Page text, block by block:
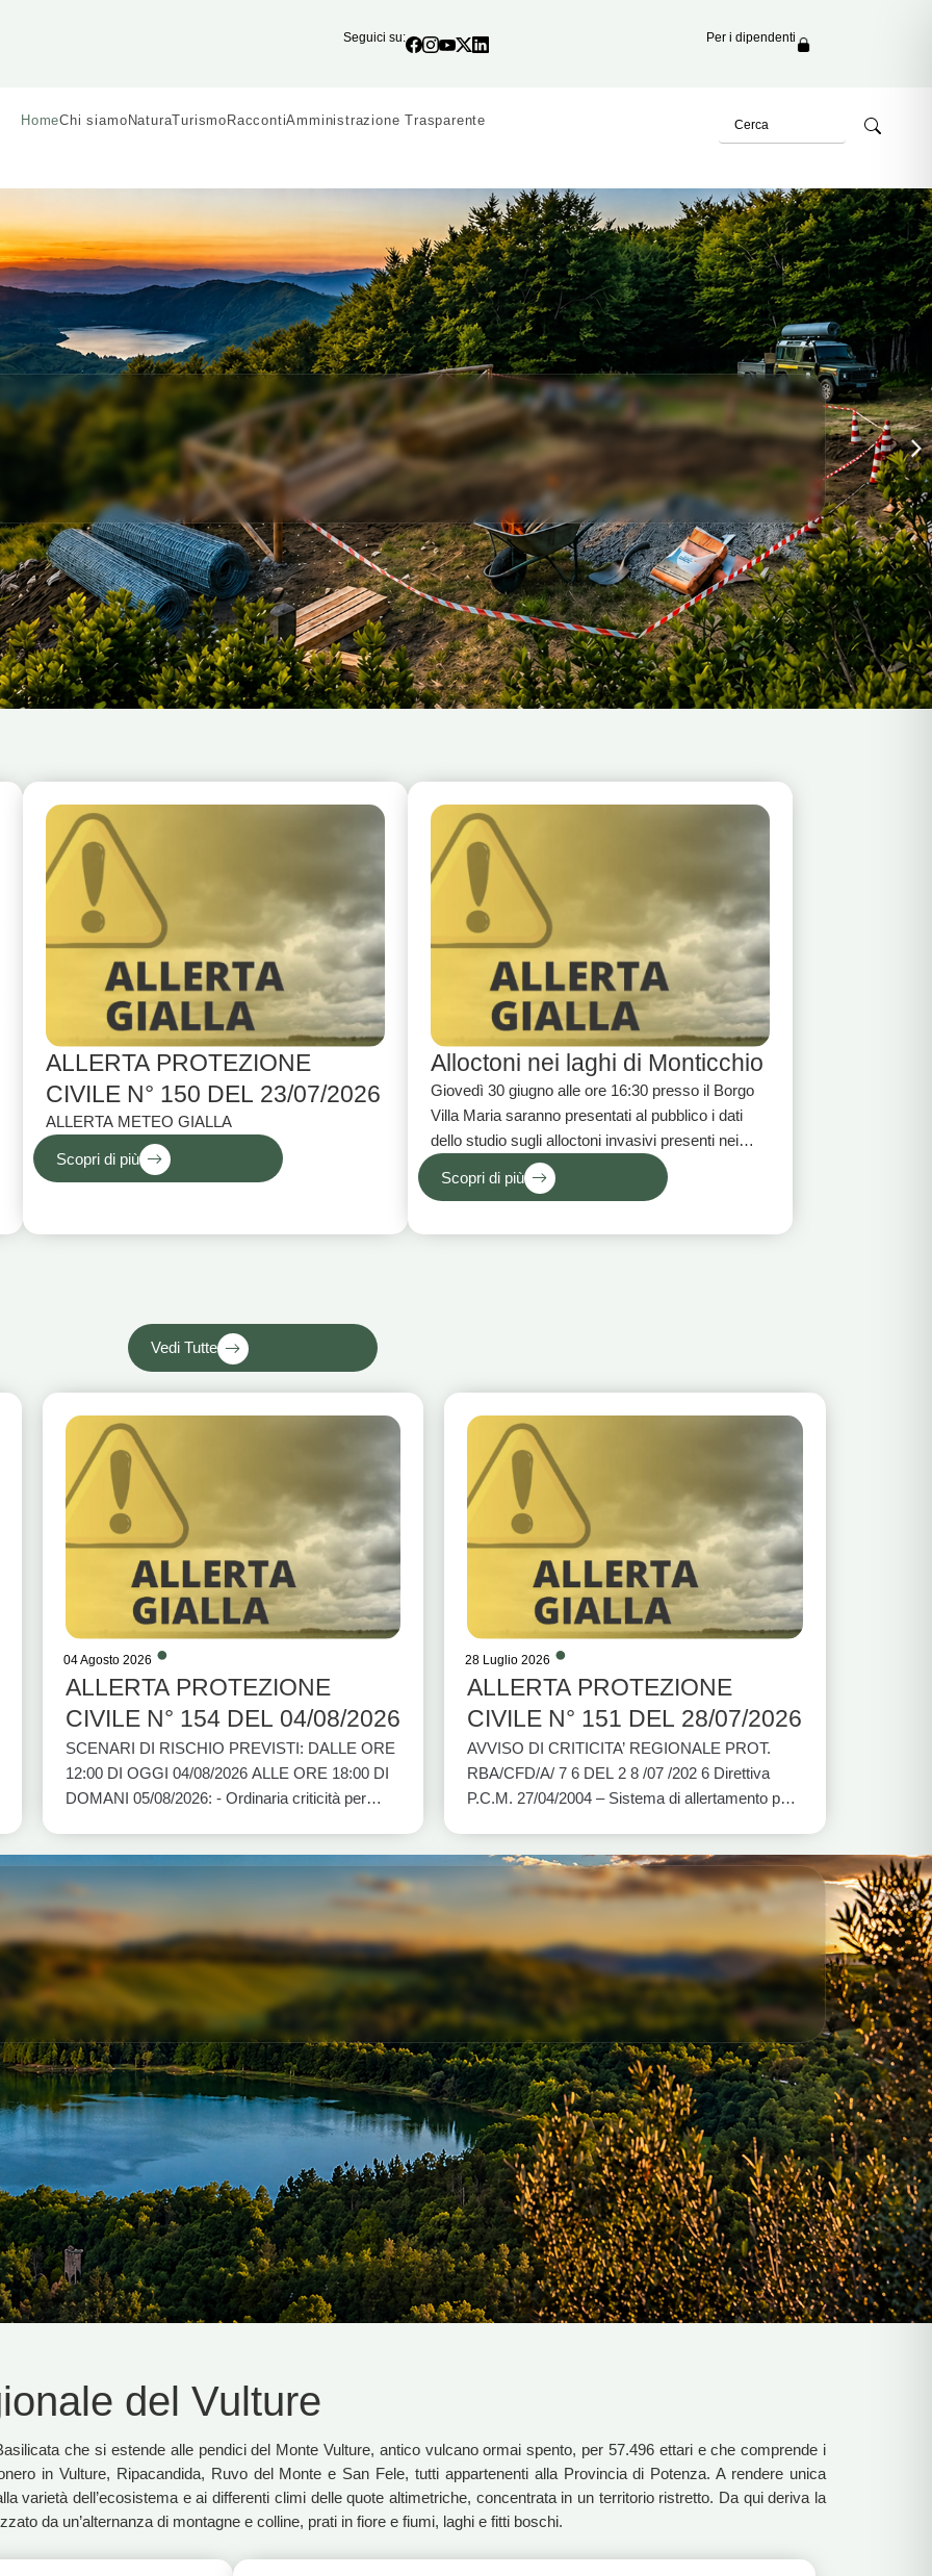
Seguici su: Per i dipendenti
HomeChi siamo NaturaTurismo RaccontiAmministrazione Trasparente
ALLERTA PROTEZIONE
CIVILE N° 150 DEL 23/07/2026
ALLERTA METEO GIALLA
Scopri di più
Alloctoni nei laghi di Monticchio​
Giovedì 30 giugno alle ore 16:30 presso il Borgo
Villa Maria saranno presentati al pubblico i dati
dello studio sugli alloctoni invasivi presenti nei
laghi di Monticchio.
Scopri di più
Vedi Tutte
04 Agosto 2026
ALLERTA PROTEZIONE
CIVILE N° 154 DEL 04/08/2026
SCENARI DI RISCHIO PREVISTI: DALLE ORE
12:00 DI OGGI 04/08/2026 ALLE ORE 18:00 DI
DOMANI 05/08/2026: - Ordinaria criticità per
28 Luglio 2026
ALLERTA PROTEZIONE
CIVILE N° 151 DEL 28/07/2026
AVVISO DI CRITICITA’ REGIONALE PROT.
RBA/CFD/A/ 7 6 DEL 2 8 /07 /202 6 Direttiva
P.C.M. 27/04/2004 – Sistema di allertamento per
OGGI 28/07/2026 ALLE ORE 18:00 DI OGGI
28/07/2026
del Vulture
che si estende alle pendici del Monte Vulture, antico vulcano ormai spento, per 57.496 ettari e che comprende i
in Vulture, Ripacandida, Ruvo del Monte e San Fele, tutti appartenenti alla Provincia di Potenza. A rendere unica
varietà dell’ecosistema e ai differenti climi delle quote altimetriche, concentrata in un territorio ristretto. Da qui deriva la
da un’alternanza di montagne e colline, prati in fiore e fiumi, laghi e fitti boschi.